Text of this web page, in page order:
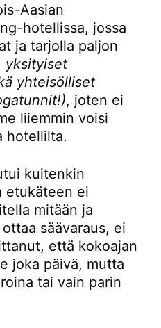
Aasian
hotellissa, jossa
ja tarjolla paljon
yksityiset
yhteisölliset
, joten ei
liiemmin voisi
hotellilta.
kuitenkin
etukäteen ei
mitään ja
säävaraus, ei
että kokoajan
joka päivä, mutta
tai vain parin